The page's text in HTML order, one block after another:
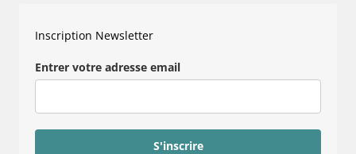
Inscription Newsletter
Entrer votre adresse email
S'inscrire